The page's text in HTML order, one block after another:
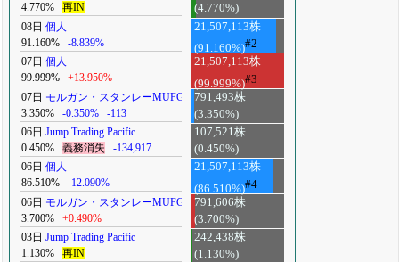
4.770%
再IN
(4.770%)
08日 個人
91.160%
-8.839%
21,507,113株
(91.160%)#2
07日 個人
99.999%
+13.950%
21,507,113株
(99.999%)#3
07日 モルガン・スタンレーMUFG
3.350%
-0.350% -113
791,493株
(3.350%)
06日 Jump Trading Pacific
0.450%
義務消失 -134,917
107,521株
(0.450%)
06日 個人
86.510%
-12.090%
21,507,113株
(86.510%)#4
06日 モルガン・スタンレーMUFG
3.700%
+0.490%
791,606株
(3.700%)
03日 Jump Trading Pacific
1.130%
再IN
242,438株
(1.130%)